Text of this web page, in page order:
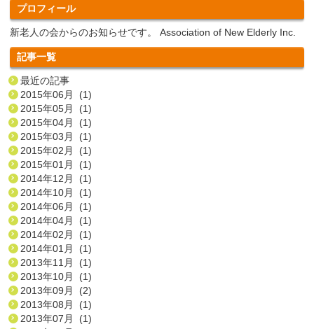
プロフィール
新老人の会からのお知らせです。 Association of New Elderly Inc.
記事一覧
最近の記事
2015年06月 (1)
2015年05月 (1)
2015年04月 (1)
2015年03月 (1)
2015年02月 (1)
2015年01月 (1)
2014年12月 (1)
2014年10月 (1)
2014年06月 (1)
2014年04月 (1)
2014年02月 (1)
2014年01月 (1)
2013年11月 (1)
2013年10月 (1)
2013年09月 (2)
2013年08月 (1)
2013年07月 (1)